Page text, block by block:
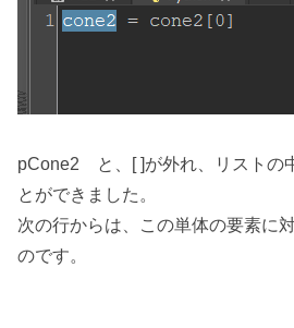
pCone2 と、[ ]が外れ、リストの
とができました。
次の行からは、この単体の要素に
のです。